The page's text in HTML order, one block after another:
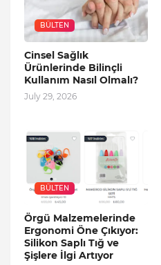
BÜLTEN
Cinsel Sağlık
Ürünlerinde Bilinçli
Kullanım Nasıl Olmalı?
July 29, 2026
BÜLTEN
Örgü Malzemelerinde
Ergonomi Öne Çıkıyor:
Silikon Saplı Tığ ve
Şişlere İlgi Artıyor